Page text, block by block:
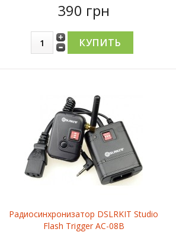
390 грн
Радиосинхронизатор DSLRKIT Studio
Flash Trigger AC-08B